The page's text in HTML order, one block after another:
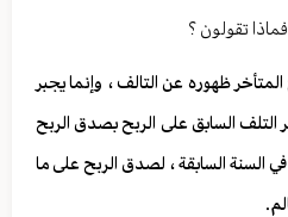
تقولون ؟
المتأخر ظهوره عن التالف ، وإنما يجبر
التلف السابق على الربح بصدق الربح
في السنة السابقة ، لصدق الربح على ما